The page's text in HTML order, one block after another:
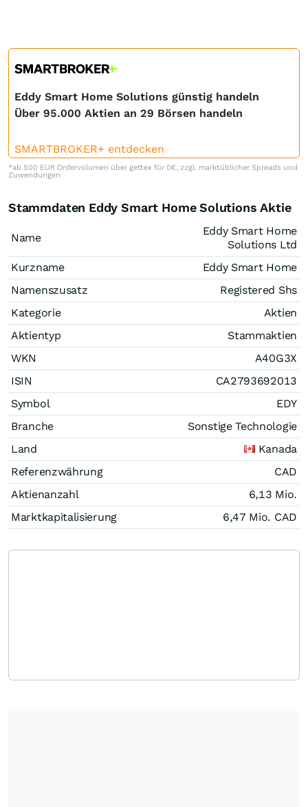
Eddy Smart Home Solutions günstig handeln
Über 95.000 Aktien an 29 Börsen handeln
SMARTBROKER+ entdecken
*ab 500 EUR Ordervolumen über gettex für 0€, zzgl. marktüblicher Spreads und
Zuwendungen
Stammdaten Eddy Smart Home Solutions Aktie
Name
Eddy Smart Home
Solutions Ltd
Kurzname
Eddy Smart Home
Namenszusatz
Registered Shs
Kategorie
Aktien
Aktientyp
Stammaktien
WKN
A40G3X
ISIN
CA2793692013
Symbol
EDY
Branche
Sonstige Technologie
Land
Kanada
Referenzwährung
CAD
Aktienanzahl
6,13 Mio.
Marktkapitalisierung
6,47 Mio. CAD